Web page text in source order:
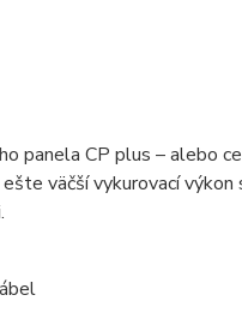
panela CP plus – alebo
väčší vykurovací výkon